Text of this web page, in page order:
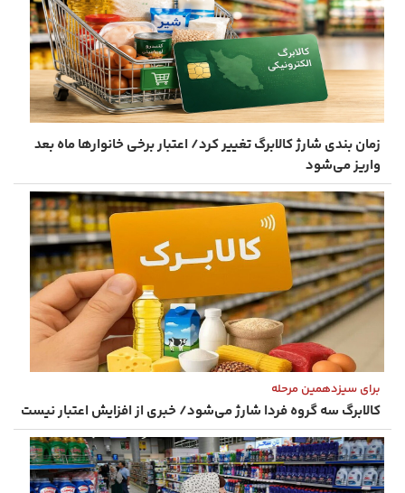
زمان ‌بندی شارژ کالابرگ تغییر کرد/ اعتبار برخی خانوارها ماه بعد
واریز می‌شود
برای سیزدهمین مرحله
کالابرگ سه گروه فردا شارژ می‌شود/ خبری از افزایش اعتبار نیست